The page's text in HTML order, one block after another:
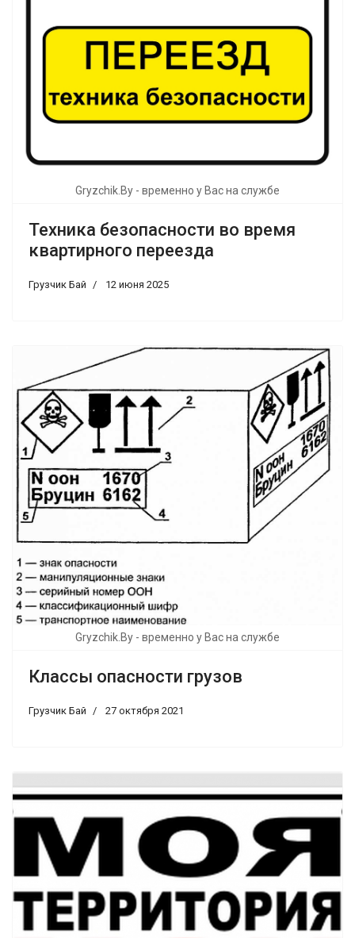
Gryzchik.By - временно у Вас на службе
Техника безопасности во время
квартирного переезда
Грузчик Бай 12 июня 2025
Gryzchik.By - временно у Вас на службе
Классы опасности грузов
Грузчик Бай 27 октября 2021